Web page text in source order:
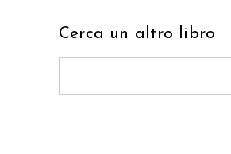
Cerca un altro libro